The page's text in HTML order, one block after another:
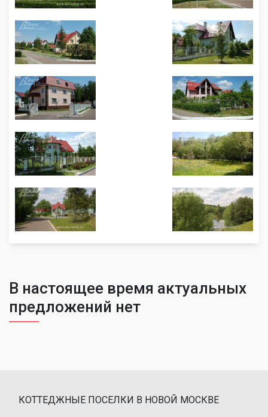
В настоящее время актуальных
предложений нет
КОТТЕДЖНЫЕ ПОСЕЛКИ В НОВОЙ МОСКВЕ